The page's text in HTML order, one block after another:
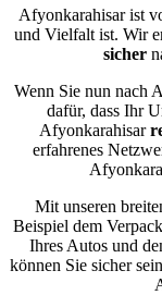
Afyonkarahisar ist
und Vielfalt ist. Wir
sicher
Wenn Sie nun nach
dafür, dass Ihr
Afyonkarahisar
erfahrenes
Mit unseren
Beispiel dem
Ihres Autos und
können Sie sicher